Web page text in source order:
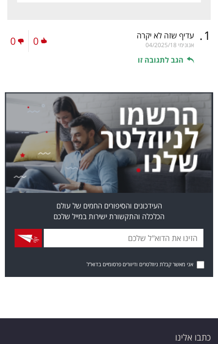
1
. עדיף שזה לא יקרה
אנונימי 04/2025/18
הגב לתגובה זו
0
0
העידכונים והסיפורים החמים של עולם
הכלכלה והתקשורת ישירות במייל שלכם
אני מאשר קבלת ניוזלטרים ודיוורים פרסומיים בדוא"ל
כתבו אלינו